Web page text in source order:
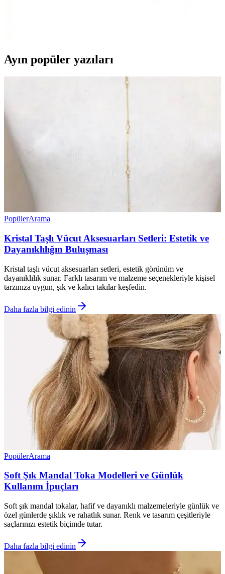
Ayın popüler yazıları
PopülerArama
Kristal Taşlı Vücut Aksesuarları Setleri: Estetik ve
Dayanıklılığın Buluşması
Kristal taşlı vücut aksesuarları setleri, estetik görünüm ve
dayanıklılık sunar. Farklı tasarım ve malzeme seçenekleriyle kişisel
tarzınıza uygun, şık ve kalıcı takılar keşfedin.
Daha fazla bilgi edinin
PopülerArama
Soft Şık Mandal Toka Modelleri ve Günlük
Kullanım İpuçları
Soft şık mandal tokalar, hafif ve dayanıklı malzemeleriyle günlük ve
özel günlerde şıklık ve rahatlık sunar. Renk ve tasarım çeşitleriyle
saçlarınızı estetik biçimde tutar.
Daha fazla bilgi edinin